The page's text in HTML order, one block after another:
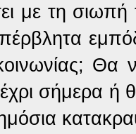
με τη σιωπή
σήμερα ή